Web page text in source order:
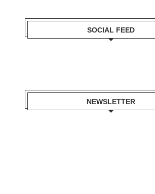
SOCIAL FEED
NEWSLETTER